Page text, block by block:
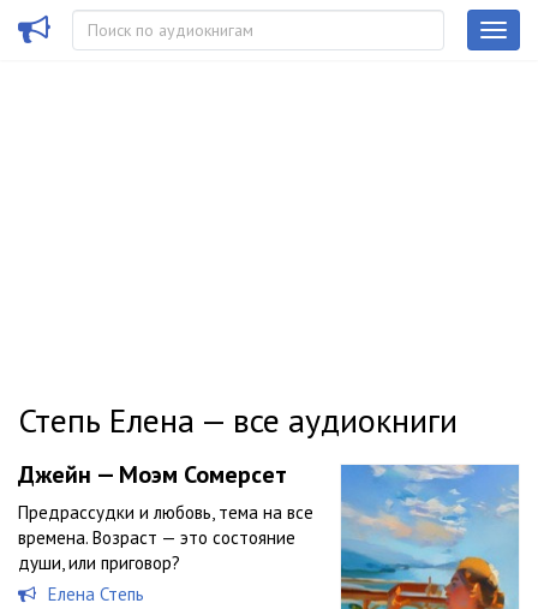
Степь Елена — все аудиокниги
Джейн — Моэм Сомерсет
Предрассудки и любовь, тема на все
времена. Возраст — это состояние
души, или приговор?
Елена Степь